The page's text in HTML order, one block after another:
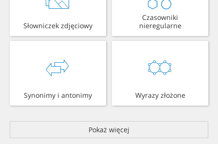
Słowniczek zdjęciowy
Czasowniki
nieregularne
Synonimy i antonimy Wyrazy złożone
Pokaż więcej